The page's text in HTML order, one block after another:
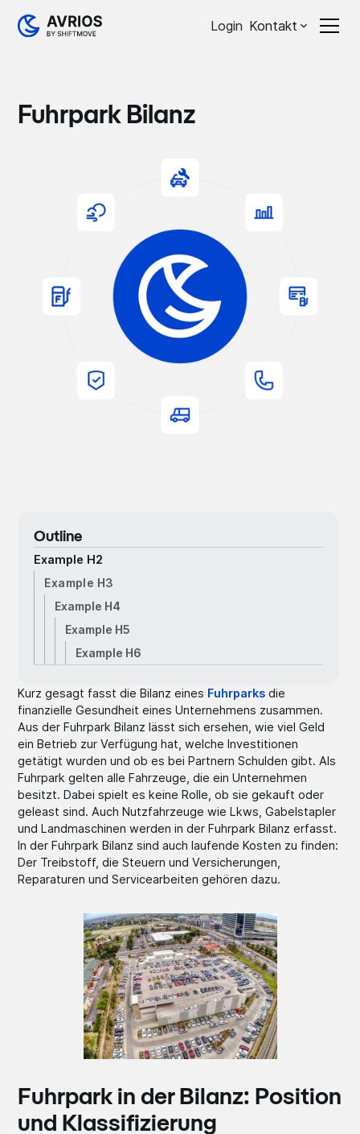
Login Kontakt
Fuhrpark Bilanz
Outline
Example H2
Example H3
Example H4
Example H5
Example H6
Kurz gesagt fasst die Bilanz eines Fuhrparksdie
finanzielle Gesundheit eines Unternehmens zusammen.
Aus der Fuhrpark Bilanz lässt sich ersehen, wie viel Geld
ein Betrieb zur Verfügung hat, welche Investitionen
getätigt wurden und ob es bei Partnern Schulden gibt. Als
Fuhrpark gelten alle Fahrzeuge, die ein Unternehmen
besitzt. Dabei spielt es keine Rolle, ob sie gekauft oder
geleast sind. Auch Nutzfahrzeuge wie Lkws, Gabelstapler
und Landmaschinen werden in der Fuhrpark Bilanz erfasst.
In der Fuhrpark Bilanz sind auch laufende Kosten zu finden:
Der Treibstoff, die Steuern und Versicherungen,
Reparaturen und Servicearbeiten gehören dazu.
Fuhrpark in der Bilanz: Position
und Klassifizierung